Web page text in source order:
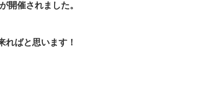
開催されました。
ばと思います！